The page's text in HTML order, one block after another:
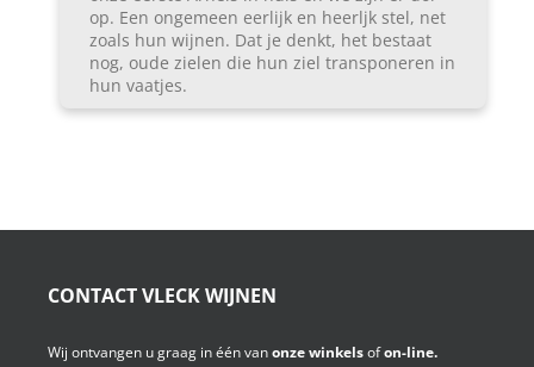
op. Een ongemeen eerlijk en heerljk stel, net
zoals hun wijnen. Dat je denkt, het bestaat
nog, oude zielen die hun ziel transponeren in
hun vaatjes.
CONTACT VLECK WIJNEN
Wij ontvangen u graag in één vanonze winkelsofon-line.